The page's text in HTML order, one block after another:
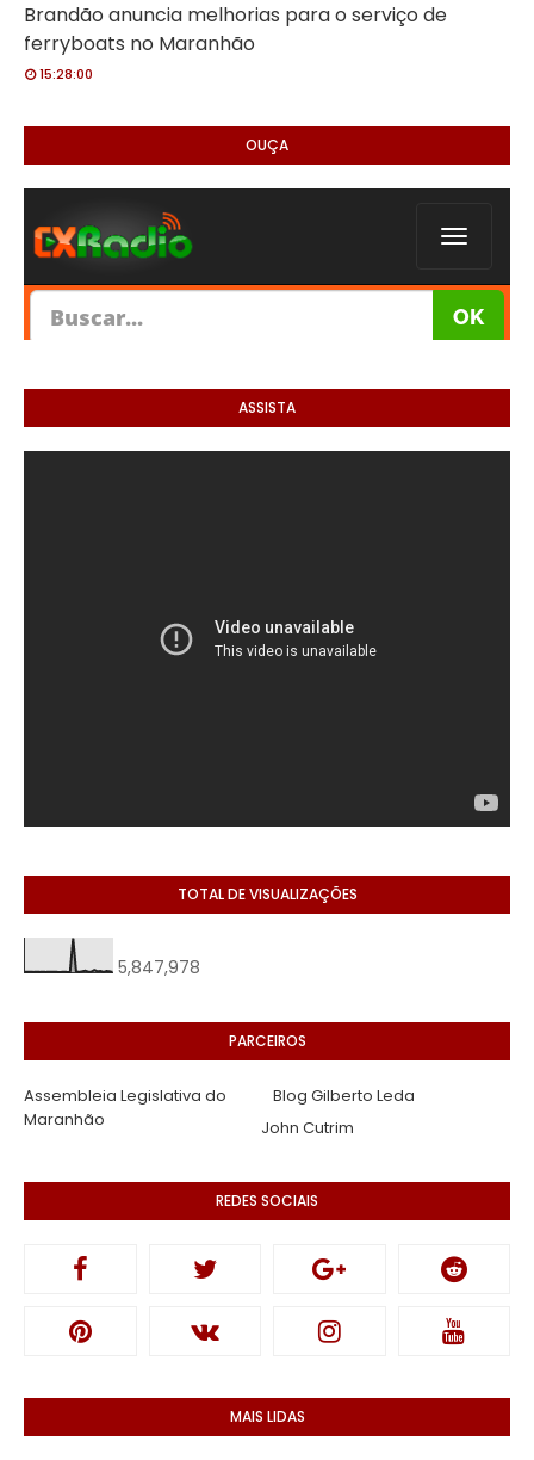
Brandão anuncia melhorias para o serviço de
ferryboats no Maranhão
15:28:00
OUÇA
ASSISTA
TOTAL DE VISUALIZAÇÕES
5,847,978
PARCEIROS
Assembleia Legislativa do
Maranhão
Blog Gilberto Leda
John Cutrim
REDES SOCIAIS
MAIS LIDAS